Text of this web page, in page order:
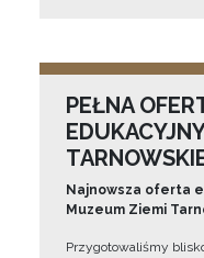
PEŁNA
Najnowsza oferta
Muzeum Ziemi
Przygotowaliśmy